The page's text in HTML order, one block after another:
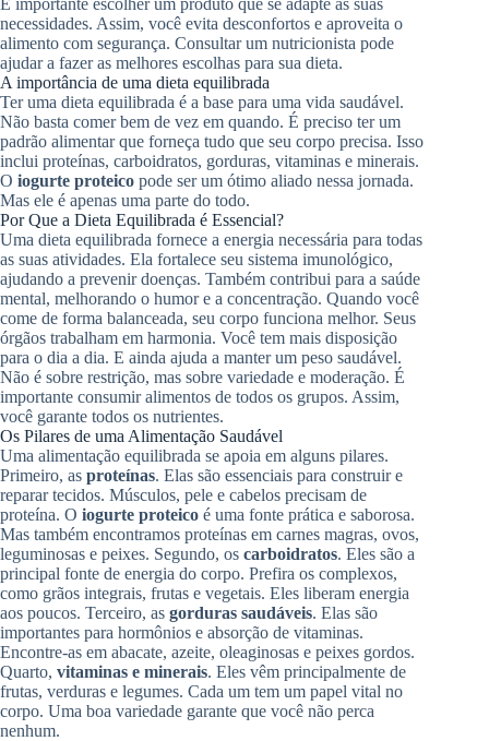
necessidades. Assim, você evita desconfortos e aproveita o
alimento com segurança. Consultar um nutricionista pode
ajudar a fazer as melhores escolhas para sua dieta.
A importância de uma dieta equilibrada
Ter uma dieta equilibrada é a base para uma vida saudável.
Não basta comer bem de vez em quando. É preciso ter um
padrão alimentar que forneça tudo que seu corpo precisa. Isso
inclui proteínas, carboidratos, gorduras, vitaminas e minerais.
O iogurte proteico pode ser um ótimo aliado nessa jornada.
Mas ele é apenas uma parte do todo.
Por Que a Dieta Equilibrada é Essencial?
Uma dieta equilibrada fornece a energia necessária para todas
as suas atividades. Ela fortalece seu sistema imunológico,
ajudando a prevenir doenças. Também contribui para a saúde
mental, melhorando o humor e a concentração. Quando você
come de forma balanceada, seu corpo funciona melhor. Seus
órgãos trabalham em harmonia. Você tem mais disposição
para o dia a dia. E ainda ajuda a manter um peso saudável.
Não é sobre restrição, mas sobre variedade e moderação. É
importante consumir alimentos de todos os grupos. Assim,
você garante todos os nutrientes.
Os Pilares de uma Alimentação Saudável
Uma alimentação equilibrada se apoia em alguns pilares.
Primeiro, as proteínas. Elas são essenciais para construir e
reparar tecidos. Músculos, pele e cabelos precisam de
proteína. O iogurte proteico é uma fonte prática e saborosa.
Mas também encontramos proteínas em carnes magras, ovos,
leguminosas e peixes. Segundo, os carboidratos. Eles são a
principal fonte de energia do corpo. Prefira os complexos,
como grãos integrais, frutas e vegetais. Eles liberam energia
aos poucos. Terceiro, as gorduras saudáveis. Elas são
importantes para hormônios e absorção de vitaminas.
Encontre-as em abacate, azeite, oleaginosas e peixes gordos.
Quarto, vitaminas e minerais. Eles vêm principalmente de
frutas, verduras e legumes. Cada um tem um papel vital no
corpo. Uma boa variedade garante que você não perca
nenhum.